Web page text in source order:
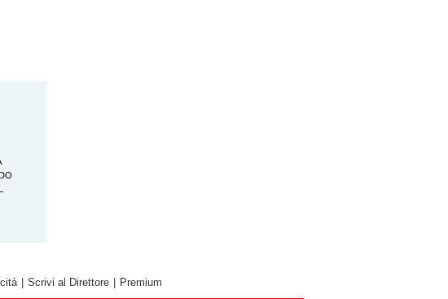
Scrivi al Direttore Premium